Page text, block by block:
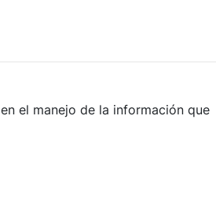
en el manejo de la información que